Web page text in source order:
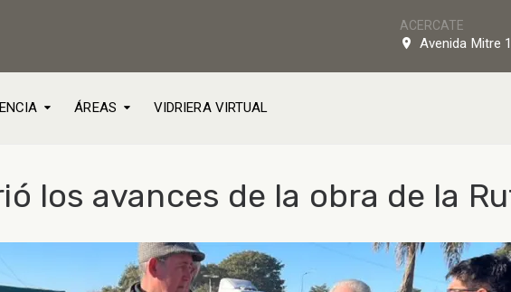
ACERCATE
Avenida Mitre
ÁREAS VIDRIERA VIRTUAL
los avances de la obra de la